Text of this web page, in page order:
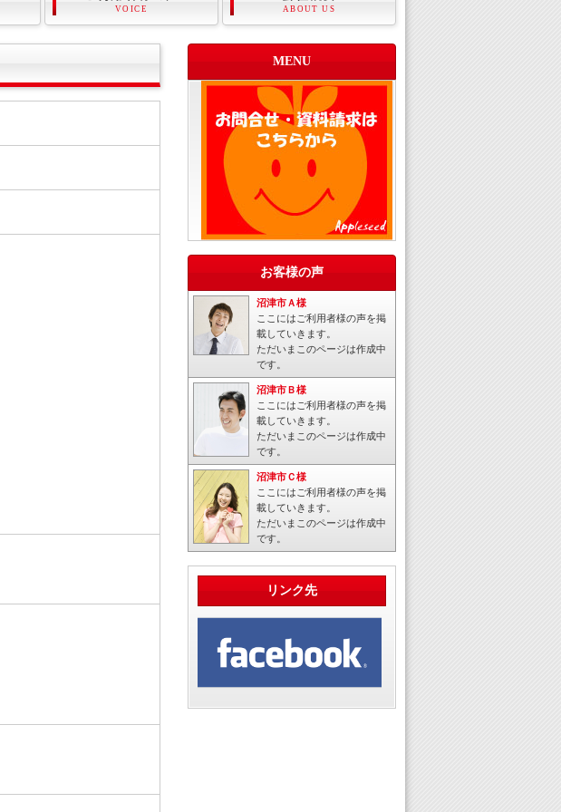
VOICE ABOUT US
MENU
お客様の声
沼津市Ａ様
ここにはご利用者様の声を掲
載していきます。
ただいまこのページは作成中
です。
沼津市Ｂ様
ここにはご利用者様の声を掲
載していきます。
ただいまこのページは作成中
です。
沼津市Ｃ様
ここにはご利用者様の声を掲
載していきます。
ただいまこのページは作成中
です。
リンク先